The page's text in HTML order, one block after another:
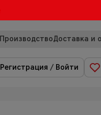
ПроизводствоДоставка и
Регистрация / Войти